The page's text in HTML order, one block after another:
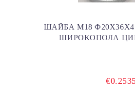
ШАЙБА M18
ШИРОКОПОЛА